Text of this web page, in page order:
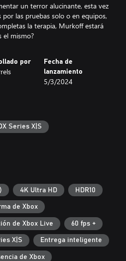
un terror alucinante, esta vez
por las pruebas solo o en equipos,
la terapia, Murkoff estará
el mismo?
por
Fecha de
lanzamiento
5/3/2024
Series X|S
4K Ultra HD HDR10
de Xbox
de Xbox Live 60 fps +
X|S Entrega inteligente
de Xbox